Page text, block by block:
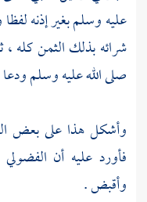
عليه وسلم بغير إذنه
شرائه بذلك الثمن كله ،
صلى الله عليه وسلم
وأشكل هذا على بعض
فأورد عليه أن
وأقبض .